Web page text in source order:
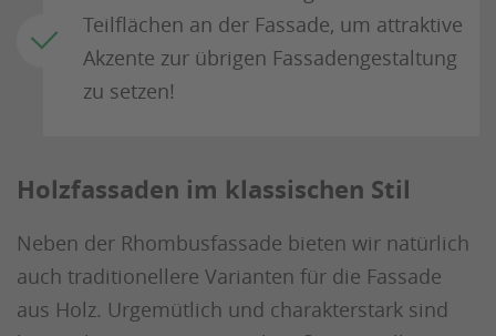
Teilflächen an der Fassade, um attraktive
Akzente zur übrigen Fassadengestaltung
zu setzen!
Holzfassaden im klassischen Stil
Neben der Rhombusfassade bieten wir natürlich
auch traditionellere Varianten für die Fassade
aus Holz. Urgemütlich und charakterstark sind